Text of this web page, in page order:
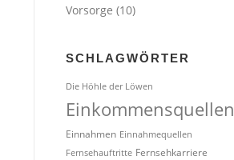
Vorsorge (10)
SCHLAGWÖRTER
Die Höhle der Löwen
Einkommensquellen
Einnahmen Einnahmequellen
Fernsehauftritte Fernsehkarriere